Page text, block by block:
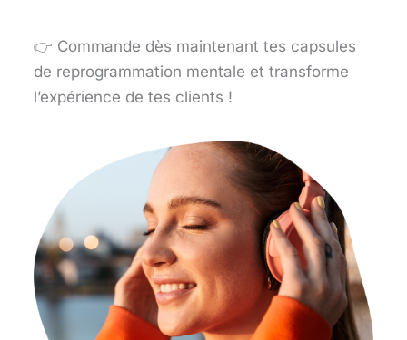
👉 Commande dès maintenant tes capsules
de reprogrammation mentale et transforme
l’expérience de tes clients !